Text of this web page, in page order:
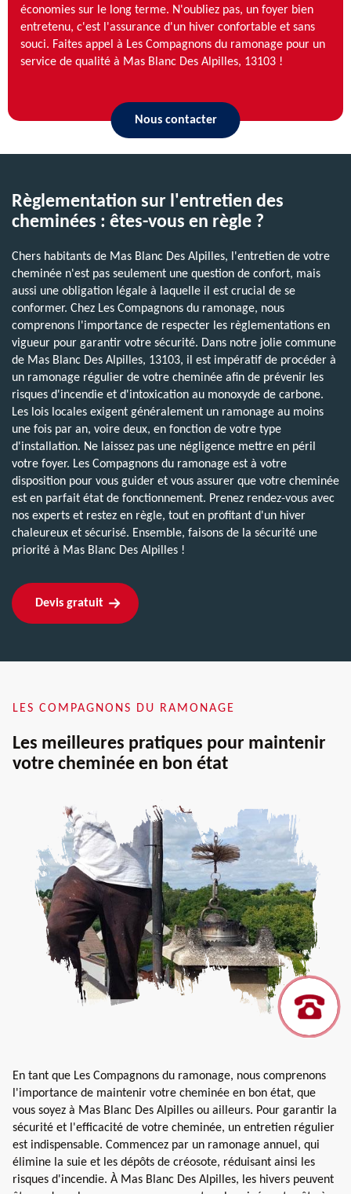
économies sur le long terme. N'oubliez pas, un foyer bien
entretenu, c'est l'assurance d'un hiver confortable et sans
souci. Faites appel à Les Compagnons du ramonage pour un
service de qualité à Mas Blanc Des Alpilles, 13103 !
Nous contacter
Règlementation sur l'entretien des
cheminées : êtes-vous en règle ?
Chers habitants de Mas Blanc Des Alpilles, l'entretien de votre
cheminée n'est pas seulement une question de confort, mais
aussi une obligation légale à laquelle il est crucial de se
conformer. Chez Les Compagnons du ramonage, nous
comprenons l'importance de respecter les règlementations en
vigueur pour garantir votre sécurité. Dans notre jolie commune
de Mas Blanc Des Alpilles, 13103, il est impératif de procéder à
un ramonage régulier de votre cheminée afin de prévenir les
risques d'incendie et d'intoxication au monoxyde de carbone.
Les lois locales exigent généralement un ramonage au moins
une fois par an, voire deux, en fonction de votre type
d'installation. Ne laissez pas une négligence mettre en péril
votre foyer. Les Compagnons du ramonage est à votre
disposition pour vous guider et vous assurer que votre cheminée
est en parfait état de fonctionnement. Prenez rendez-vous avec
nos experts et restez en règle, tout en profitant d'un hiver
chaleureux et sécurisé. Ensemble, faisons de la sécurité une
priorité à Mas Blanc Des Alpilles !
Devis gratuit
LES COMPAGNONS DU RAMONAGE
Les meilleures pratiques pour maintenir
votre cheminée en bon état
En tant que Les Compagnons du ramonage, nous comprenons
l'importance de maintenir votre cheminée en bon état, que
vous soyez à Mas Blanc Des Alpilles ou ailleurs. Pour garantir la
sécurité et l'efficacité de votre cheminée, un entretien régulier
est indispensable. Commencez par un ramonage annuel, qui
élimine la suie et les dépôts de créosote, réduisant ainsi les
risques d'incendie. À Mas Blanc Des Alpilles, les hivers peuvent